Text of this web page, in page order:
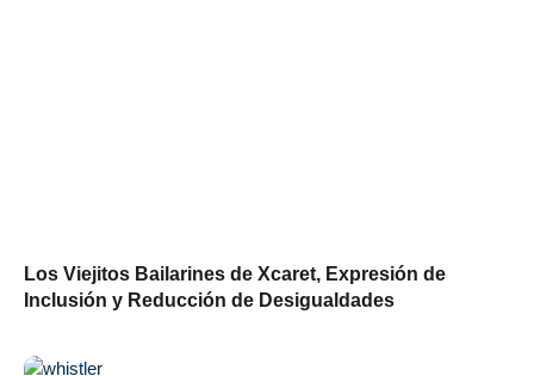
Los Viejitos Bailarines de Xcaret, Expresión de
Inclusión y Reducción de Desigualdades